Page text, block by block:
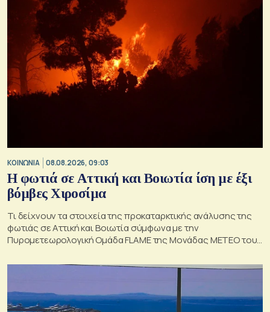
ΚΟΙΝΩΝΙΑ 08.08.2026, 09:03
Η φωτιά σε Αττική και Βοιωτία ίση με έξι
βόμβες Χιροσίμα
Τι δείχνουν τα στοιχεία της προκαταρκτικής ανάλυσης της
φωτιάς σε Αττική και Βοιωτία σύμφωνα με την
Πυρομετεωρολογική Ομάδα FLAME της Μονάδας ΜΕΤΕΟ του